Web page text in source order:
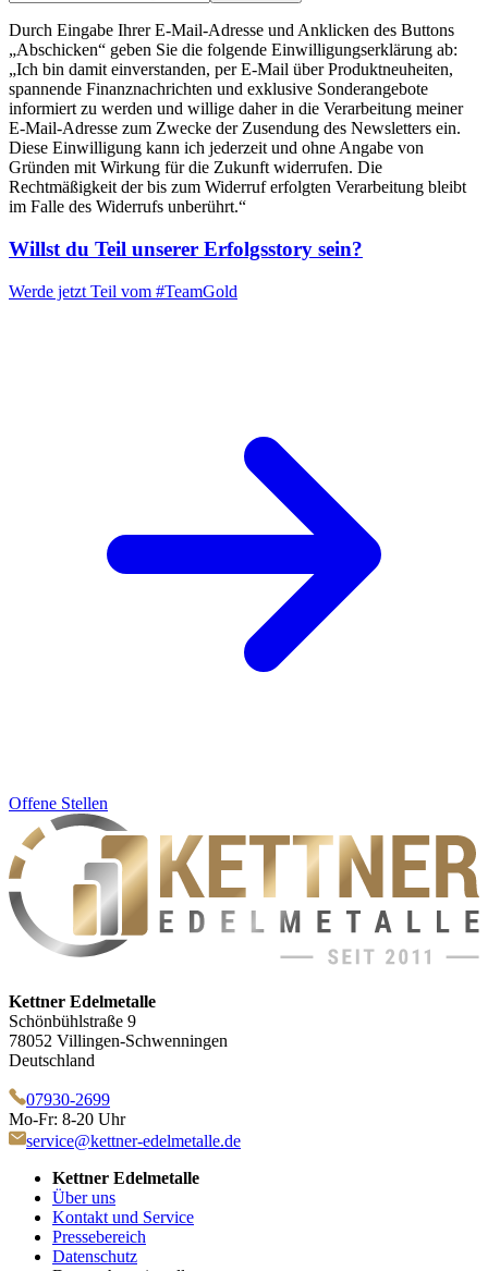
Durch Eingabe Ihrer E-Mail-Adresse und Anklicken des Buttons
„Abschicken“ geben Sie die folgende Einwilligungserklärung ab:
„Ich bin damit einverstanden, per E-Mail über Produktneuheiten,
spannende Finanznachrichten und exklusive Sonderangebote
informiert zu werden und willige daher in die Verarbeitung meiner
E-Mail-Adresse zum Zwecke der Zusendung des Newsletters ein.
Diese Einwilligung kann ich jederzeit und ohne Angabe von
Gründen mit Wirkung für die Zukunft widerrufen. Die
Rechtmäßigkeit der bis zum Widerruf erfolgten Verarbeitung bleibt
im Falle des Widerrufs unberührt.“
Willst du Teil unserer Erfolgsstory sein?
Werde jetzt Teil vom #TeamGold
Offene Stellen
Kettner Edelmetalle
Schönbühlstraße 9
78052 Villingen-Schwenningen
Deutschland
07930-2699
Mo-Fr: 8-20 Uhr
service@kettner-edelmetalle.de
Kettner Edelmetalle
Über uns
Kontakt und Service
Pressebereich
Datenschutz